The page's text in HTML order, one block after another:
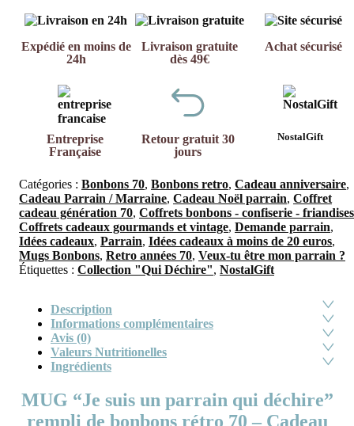
Expédié en moins de
24h
Livraison gratuite
dès 49€
Achat sécurisé
Entreprise
Française
Retour gratuit 30
jours
NostalGift
Catégories : Bonbons 70, Bonbons retro, Cadeau anniversaire,
Cadeau Parrain / Marraine, Cadeau Noël parrain, Coffret
cadeau génération 70, Coffrets bonbons - confiserie - friandises
Coffrets cadeaux gourmands et vintage, Demande parrain,
Idées cadeaux, Parrain, Idées cadeaux à moins de 20 euros,
Mugs Bonbons, Retro années 70, Veux-tu être mon parrain ?
Étiquettes : Collection "Qui Déchire", NostalGift
Description
Informations complémentaires
Avis (0)
Valeurs Nutritionelles
Ingrédients
MUG “Je suis un parrain qui déchire”
rempli de bonbons rétro 70 – Cadeau